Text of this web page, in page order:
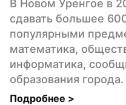
В Новом Уренгое в
сдавать большее
популярными
математика,
информатика,
образования города.
Подробнее >